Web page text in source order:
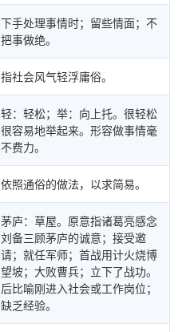
下手处理事情时；留些情面；不
把事做绝。
指社会风气轻浮庸俗。
轻：轻松；举：向上托。很轻松
很容易地举起来。形容做事情毫
不费力。
依照通俗的做法，以求简易。
茅庐：草屋。原意指诸葛亮感念
刘备三顾茅庐的诚意；接受邀
请；就任军师；首战用计火烧博
望坡；大败曹兵；立下了战功。
后比喻刚进入社会或工作岗位；
缺乏经验。